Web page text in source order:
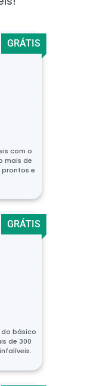
GRÁTIS
com o
mais de
prontos e
GRÁTIS
do básico
de 300